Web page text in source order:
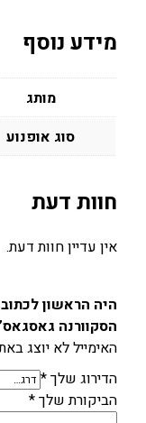
מידע נוסף
מותג
סוג אופנוע
חוות דעת
אין עדיין חוות דעת.
הסקוורנה
האימייל לא יוצג
הדירוג שלך*
הביקורת שלך*